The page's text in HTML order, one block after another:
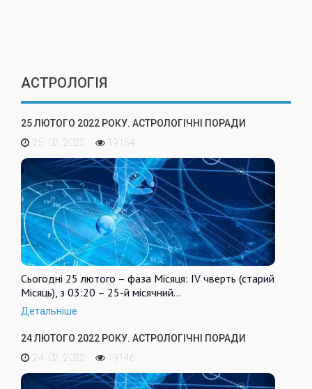
АСТРОЛОГІЯ
25 ЛЮТОГО 2022 РОКУ. АСТРОЛОГІЧНІ ПОРАДИ
25. 02. 2022
19154
Сьогодні 25 лютого – фаза Місяця: IV чверть (старий
Місяць), з 03:20 – 25-й місячний…
Детальніше
24 ЛЮТОГО 2022 РОКУ. АСТРОЛОГІЧНІ ПОРАДИ
24. 02. 2022
19146